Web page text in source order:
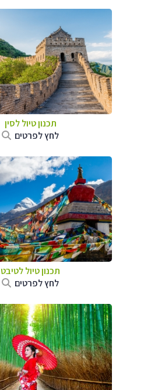
תכנון טיוללסין
לחץ לפרטים
תכנון טיוללטיבט
לחץ לפרטים